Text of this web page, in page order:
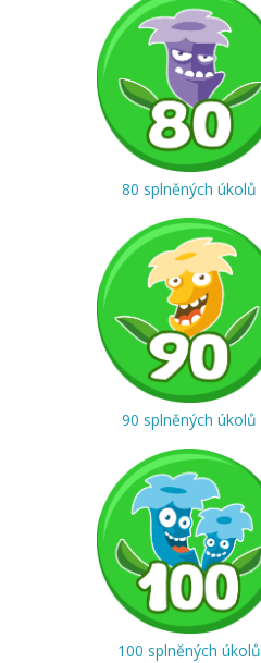
80 splněných úkolů
90 splněných úkolů
100 splněných úkolů